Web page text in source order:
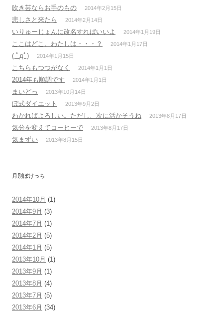
吹き芸ならお手のもの 2014年2月15日
悲しさと来たら 2014年2月14日
いりゅーじょんに改名すればいいよ 2014年1月19日
ここはどこ、わたしは・・・？ 2014年1月17日
( ﾟдﾟ) 2014年1月15日
こちらもつつがなく 2014年1月1日
2014年も順調です 2014年1月1日
まいどっ 2013年10月14日
ぼ式ダイエット 2013年9月2日
わかればよろしい。ただし、次に活かそうね 2013年8月17日
気分を変えてコーヒーで 2013年8月17日
気まずい 2013年8月15日
月別ぼけっち
2014年10月 (1)
2014年9月 (3)
2014年7月 (1)
2014年2月 (5)
2014年1月 (5)
2013年10月 (1)
2013年9月 (1)
2013年8月 (4)
2013年7月 (5)
2013年6月 (34)